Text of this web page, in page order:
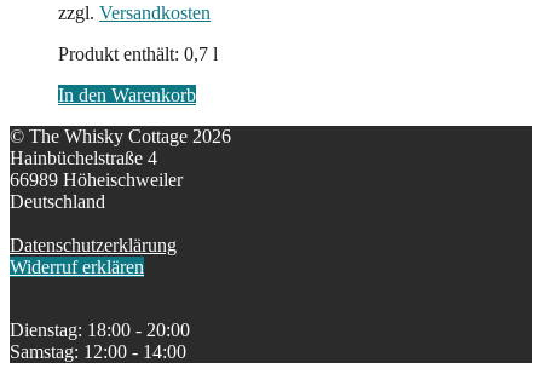
zzgl. Versandkosten
Produkt enthält: 0,7 l
In den Warenkorb
© The Whisky Cottage 2026
Hainbüchelstraße 4
66989 Höheischweiler
Deutschland
Datenschutzerklärung
Widerruf erklären
Dienstag: 18:00 - 20:00
Samstag: 12:00 - 14:00